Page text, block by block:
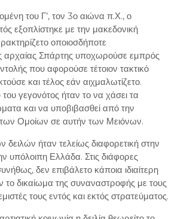
του Γ’, τον 3ο αιώνα π.Χ., ο
εξοπλίστηκε με την μακεδονική
οποιοσδήποτε
αρχαίας Σπάρτης υποχωρούσε εμπρός
που αφορούσε τέτοιον τακτικό
και τέλος εάν αιχμαλωτίζετο.
γεγονότος ήταν το να χάσει τα
και να υποβιβασθεί από την
Ομοίων σε αυτήν των Μειόνων.
δειλών ήταν τελείως διαφορετική στην
υπόλοιπη Ελλάδα. Στις διάφορες
δεν επιβάλετο κάποια ιδιαίτερη
το δικαίωμα της συναναστροφής με τους
τους εντός και εκτός στρατεύματος.